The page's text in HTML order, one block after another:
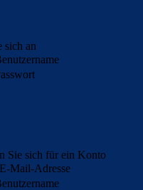
sich an
Sie sich für ein Konto
Mail-Adresse